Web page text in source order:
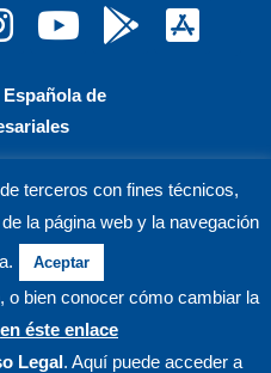
de
Empresarios de Andalucía
Empresarios de Córdoba.
terceros con fines técnicos,
la página web y la navegación
Aceptar
o bien conocer cómo cambiar la
en éste enlace
Legal. Aquí puede acceder a